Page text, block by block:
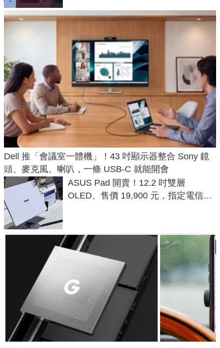
Dell 推「會議室一體機」！43 吋顯示器整合 Sony 鏡
頭、麥克風、喇叭，一條 USB-C 就能開會
ASUS Pad 開賣！12.2 吋雙層
OLED、售價 19,900 元，指定電信資